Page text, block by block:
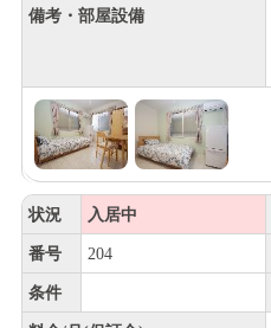
備考・部屋設備
状況 入居中
番号 204
条件